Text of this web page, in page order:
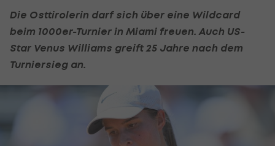
Die Osttirolerin darf sich über eine Wildcard
beim 1000er-Turnier in Miami freuen. Auch US-
Star Venus Williams greift 25 Jahre nach dem
Turniersieg an.